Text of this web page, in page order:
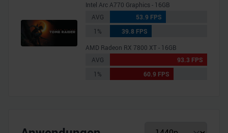
Intel Arc A770 Graphics - 16GB
AVG
53.9 FPS
1%
39.8 FPS
AMD Radeon RX 7800 XT - 16GB
AVG
93.3 FPS
1%
60.9 FPS